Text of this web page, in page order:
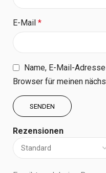
Rezensionen
E-Mail *
Name, E-Mail-
Browser für meinen